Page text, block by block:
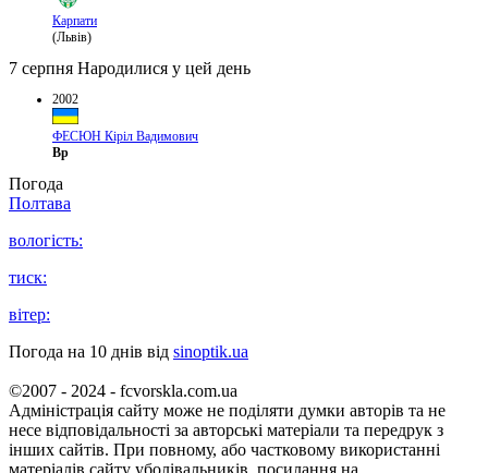
Карпати
(Львів)
7 серпня Народилися у цей день
2002
ФЕСЮН Кіріл Вадимович
Вр
Погода
Полтава
вологість:
тиск:
вітер:
Погода на 10 днів від sinoptik.ua
©2007 - 2024 - fcvorskla.com.ua
Адміністрація сайту може не поділяти думки авторів та не
несе відповідальності за авторські матеріали та передрук з
інших сайтів. При повному, або частковому використанні
матеріалів сайту уболівальників, посилання на